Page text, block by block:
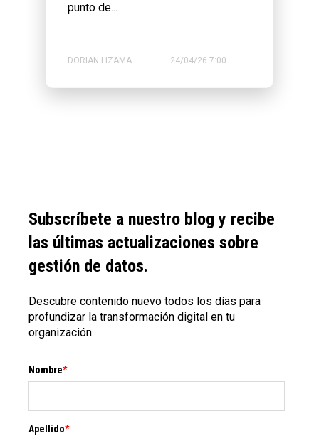
punto de...
DORIAN LIZAMA 24/04/26 7:00
Subscríbete a nuestro blog y recibe
las últimas actualizaciones sobre
gestión de datos.
Descubre contenido nuevo todos los días para
profundizar la transformación digital en tu
organización.
Nombre*
Apellido*